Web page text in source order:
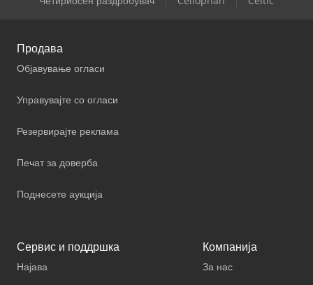
Продава
Објавување огласи
Управувајте со огласи
Резервирајте реклама
Печат за доверба
Поднесете аукција
Сервис и поддршка
Најава
Компанија
За нас